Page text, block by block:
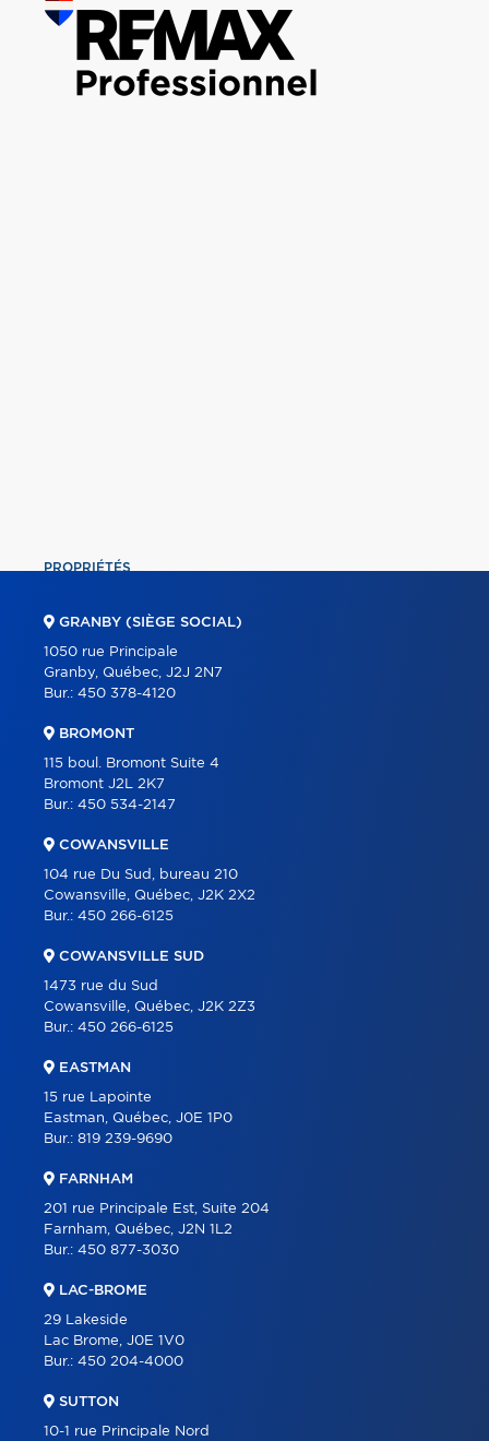
PROPRIÉTÉS
À PROPOS
PARTENAIRES
CONTACT
GRANBY (SIÈGE SOCIAL)
1050 rue Principale
Granby, Québec, J2J 2N7
Bur.: 450 378-4120
BROMONT
115 boul. Bromont Suite 4
Bromont J2L 2K7
Bur.: 450 534-2147
COWANSVILLE
104 rue Du Sud, bureau 210
Cowansville, Québec, J2K 2X2
Bur.: 450 266-6125
COWANSVILLE SUD
1473 rue du Sud
Cowansville, Québec, J2K 2Z3
Bur.: 450 266-6125
EASTMAN
15 rue Lapointe
Eastman, Québec, J0E 1P0
Bur.: 819 239-9690
FARNHAM
201 rue Principale Est, Suite 204
Farnham, Québec, J2N 1L2
Bur.: 450 877-3030
LAC-BROME
29 Lakeside
Lac Brome, J0E 1V0
Bur.: 450 204-4000
SUTTON
10-1 rue Principale Nord